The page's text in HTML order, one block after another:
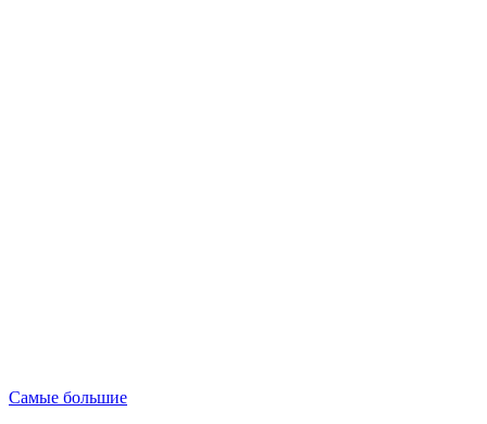
Опубликовано
Самые большие